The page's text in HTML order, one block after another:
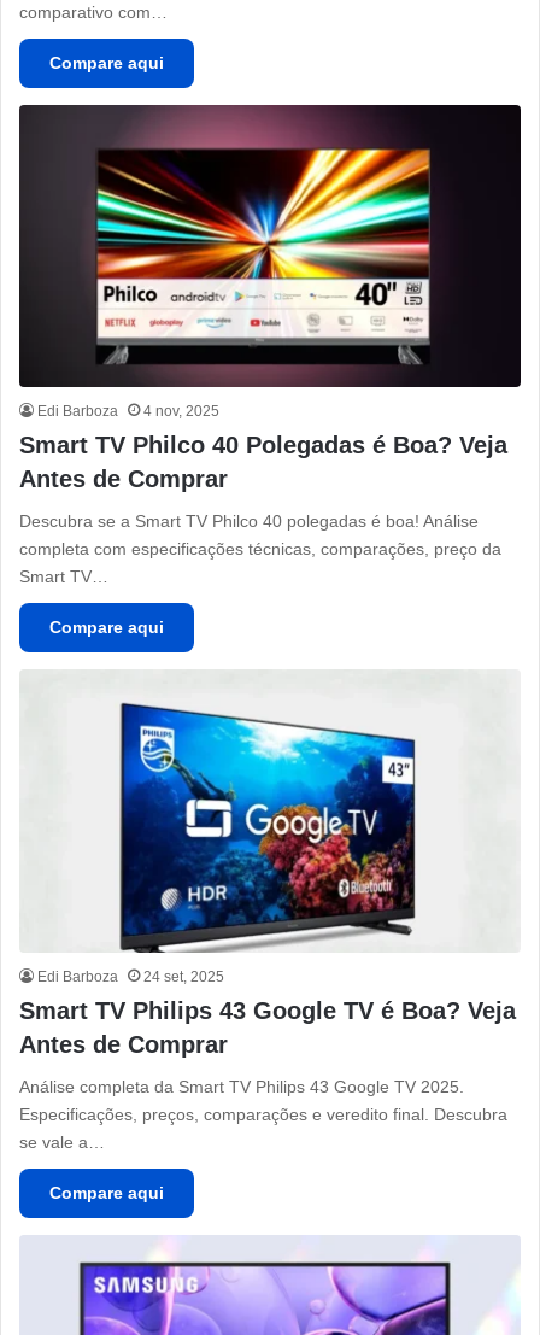
comparativo com…
Compare aqui
Edi Barboza 4 nov, 2025
Smart TV Philco 40 Polegadas é Boa? Veja
Antes de Comprar
Descubra se a Smart TV Philco 40 polegadas é boa! Análise
completa com especificações técnicas, comparações, preço da
Smart TV…
Compare aqui
Edi Barboza 24 set, 2025
Smart TV Philips 43 Google TV é Boa? Veja
Antes de Comprar
Análise completa da Smart TV Philips 43 Google TV 2025.
Especificações, preços, comparações e veredito final. Descubra
se vale a…
Compare aqui